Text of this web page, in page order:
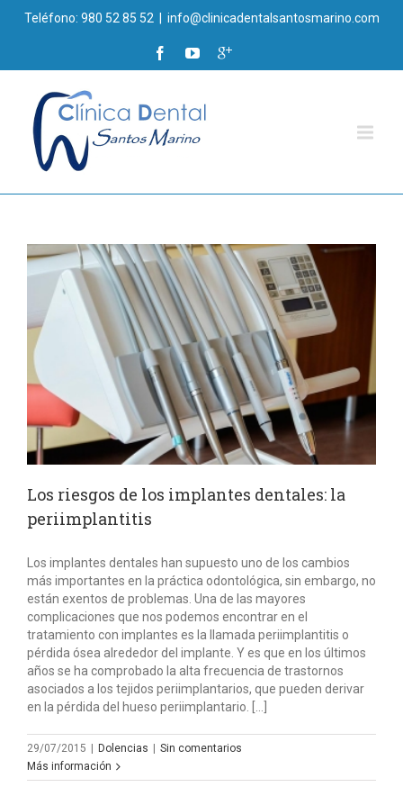
Teléfono: 980 52 85 52 info@clinicadentalsantosmarino.com
Los riesgos de los implantes dentales: la
periimplantitis
Los implantes dentales han supuesto uno de los cambios
más importantes en la práctica odontológica, sin embargo, no
están exentos de problemas. Una de las mayores
complicaciones que nos podemos encontrar en el
tratamiento con implantes es la llamada periimplantitis o
pérdida ósea alrededor del implante. Y es que en los últimos
años se ha comprobado la alta frecuencia de trastornos
asociados a los tejidos periimplantarios, que pueden derivar
en la pérdida del hueso periimplantario. […]
29/07/2015 Dolencias
Sin comentarios
Más información